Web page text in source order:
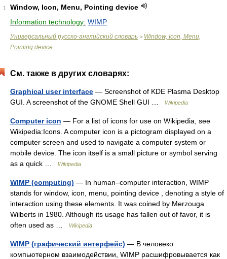
1
Window, Icon, Menu, Pointing device
Information technology: WIMP
Универсальный русско-английский словарь > Window, Icon, Menu,
Pointing device
См. также в других словарях:
Graphical user interface — Screenshot of KDE Plasma Desktop
GUI. A screenshot of the GNOME Shell GUI …
Wikipedia
Computer icon — For a list of icons for use on Wikipedia, see
Wikipedia:Icons. A computer icon is a pictogram displayed on a
computer screen and used to navigate a computer system or
mobile device. The icon itself is a small picture or symbol serving
as a quick …
Wikipedia
WIMP (computing) — In human–computer interaction, WIMP
stands for window, icon, menu, pointing device , denoting a style of
interaction using these elements. It was coined by Merzouga
Wilberts in 1980. Although its usage has fallen out of favor, it is
often used as …
Wikipedia
WIMP (графический интерфейс) — В человеко
компьютерном взаимодействии, WIMP расшифровывается как